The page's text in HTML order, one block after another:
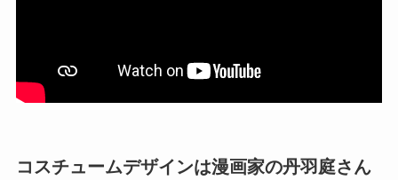
コスチュームデザインは漫画家の丹羽庭さん